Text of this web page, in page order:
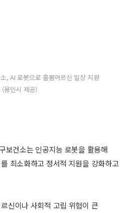
, AI 로봇으로 홀몸어르신 일상 지원
(용인시 제공)
보건소는 인공지능 로봇을 활용해
최소화하고 정서적 지원을 강화하고
신이나 사회적 고립 위험이 큰